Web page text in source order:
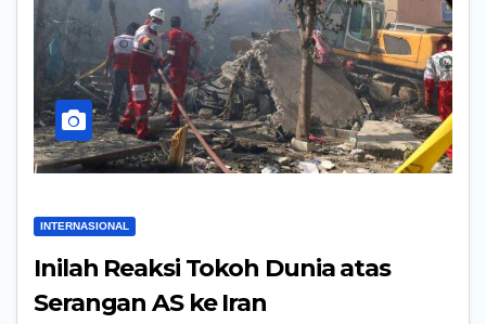
INTERNASIONAL
Inilah Reaksi Tokoh Dunia atas
Serangan AS ke Iran